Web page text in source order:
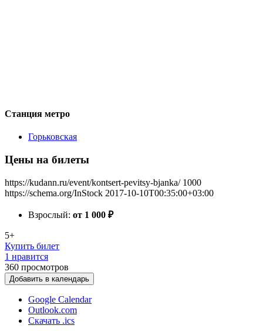
Станция метро
Горьковская
Цены на билеты
https://kudann.ru/event/kontsert-pevitsy-bjanka/ 1000
https://schema.org/InStock 2017-10-10T00:35:00+03:00
Взрослый: от 1 000 ₽
5+
Купить билет
1 нравится
360 просмотров
Добавить в календарь
Google Calendar
Outlook.com
Скачать .ics